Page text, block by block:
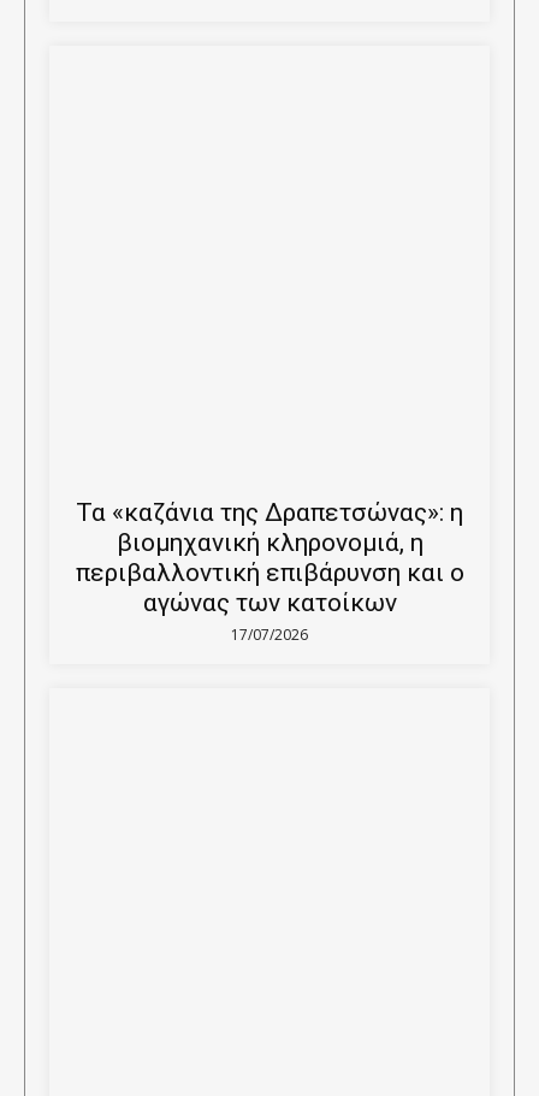
Τα «καζάνια της Δραπετσώνας»: η
βιομηχανική κληρονομιά, η
περιβαλλοντική επιβάρυνση και ο
αγώνας των κατοίκων
17/07/2026